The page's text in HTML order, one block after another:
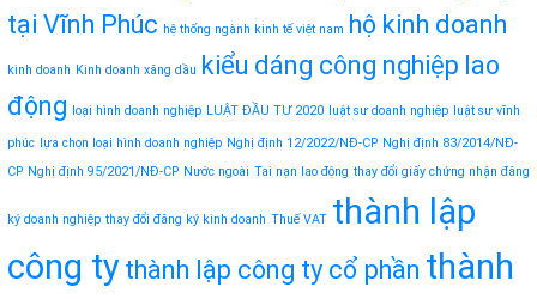
tại Vĩnh Phúc hệ thống ngành kinh tế việt nam hộ kinh doanh
kinh doanh Kinh doanh xăng dầu kiểu dáng công nghiệp lao
động loại hình doanh nghiệp LUẬT ĐẦU TƯ 2020 luật sư doanh nghiệp luật sư vĩnh
phúc lựa chọn loại hình doanh nghiệp Nghị định 12/2022/NĐ-CP Nghị định 83/2014/NĐ-
CP Nghị định 95/2021/NĐ-CP Nước ngoài Tai nạn lao động thay đổi giấy chứng nhận đăng
ký doanh nghiệp thay đổi đăng ký kinh doanh Thuế VAT thành lập
công ty thành lập công ty cổ phần thành